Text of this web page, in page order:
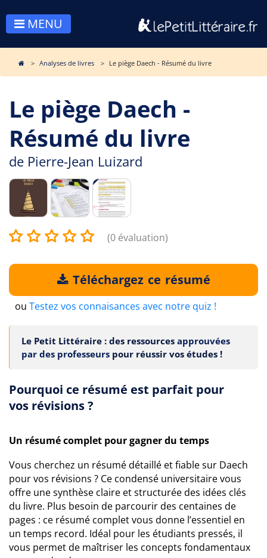
MENU
Analyses de livres Le piège Daech - Résumé du livre
Le piège Daech -
Résumé du livre
de Pierre-Jean Luizard
(0 évaluation)
Téléchargez ce résumé
ou Testez vos connaisances avec notre quiz !
Le Petit Littéraire : des ressources approuvées
par des professeurs pour réussir vos études !
Pourquoi ce résumé est parfait pour
vos révisions ?
Un résumé complet pour gagner du temps
Vous cherchez un résumé détaillé et fiable sur Daech
pour vos révisions ? Ce condensé universitaire vous
offre une synthèse claire et structurée des idées clés
du livre. Plus besoin de parcourir des centaines de
pages : ce résumé complet vous donne l’essentiel en
un temps record. Idéal pour les étudiants pressés, il
vous permet de maîtriser les concepts fondamentaux